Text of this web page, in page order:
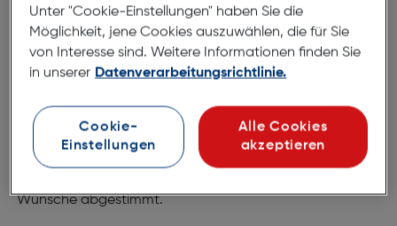
Perfekte Brille, perfekte
Beratung!
Ihre Augen verdienen die beste Betreuung!
persönliche Brillenberatung inklusive gratis
Sehtest. Unser Team unterstützt Sie dabei,
die ideale Brille für Ihren Alltag zu finden –
Wünsche abgestimmt.
Unter "Cookie-Einstellungen" haben Sie die
Möglichkeit, jene Cookies auszuwählen, die für Sie
von Interesse sind. Weitere Informationen finden Sie
in unserer Datenverarbeitungsrichtlinie.
Cookie-
Einstellungen
Alle Cookies
akzeptieren